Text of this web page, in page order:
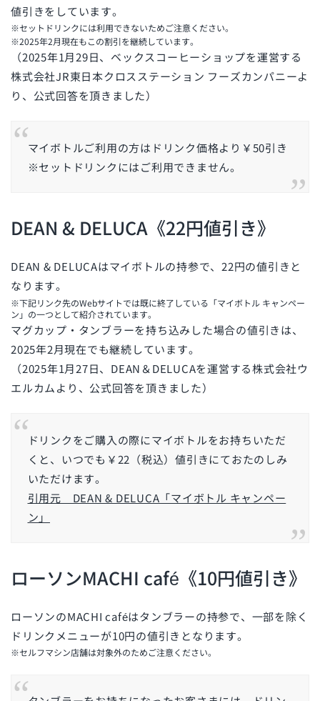
値引きをしています。
※セットドリンクには利用できないためご注意ください。
※2025年2月現在もこの割引を継続しています。
（2025年1月29日、ベックスコーヒーショップを運営する
株式会社JR東日本クロスステーション フーズカンパニーよ
り、公式回答を頂きました）
マイボトルご利用の方はドリンク価格より￥50引き
※セットドリンクにはご利用できません。
DEAN & DELUCA《22円値引き》
DEAN & DELUCAはマイボトルの持参で、22円の値引きと
なります。
※下記リンク先のWebサイトでは既に終了している「マイボトル キャンペー
ン」の一つとして紹介されています。
マグカップ・タンブラーを持ち込みした場合の値引きは、
2025年2月現在でも継続しています。
（2025年1月27日、DEAN＆DELUCAを運営する株式会社ウ
エルカムより、公式回答を頂きました）
ドリンクをご購入の際にマイボトルをお持ちいただ
くと、いつでも￥22 （税込） 値引きにておたのしみ
いただけます。
引用元 DEAN & DELUCA「マイボトル キャンペー
ン」
ローソンMACHI café《10円値引き》
ローソンのMACHI caféはタンブラーの持参で、一部を除く
ドリンクメニューが10円の値引きとなります。
※セルフマシン店舗は対象外のためご注意ください。